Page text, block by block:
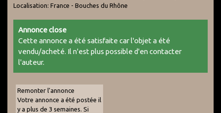
Localisation: France - Bouches du Rhône
Annonce close
Cette annonce a été satisfaite car l'objet a été
vendu/acheté. Il n'est plus possible d'en contacter
l'auteur.
Remonter l'annonce
Votre annonce a été postée il
y a plus de 3 semaines. Si